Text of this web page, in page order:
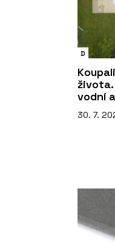
D
vodní
30. 7.